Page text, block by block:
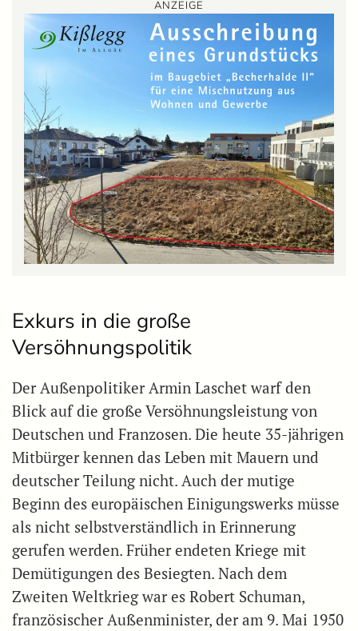
ANZEIGE
Exkurs in die große
Versöhnungspolitik
Der Außenpolitiker Armin Laschet warf den
Blick auf die große Versöhnungsleistung von
Deutschen und Franzosen. Die heute 35-jährigen
Mitbürger kennen das Leben mit Mauern und
deutscher Teilung nicht. Auch der mutige
Beginn des europäischen Einigungswerks müsse
als nicht selbstverständlich in Erinnerung
gerufen werden. Früher endeten Kriege mit
Demütigungen des Besiegten. Nach dem
Zweiten Weltkrieg war es Robert Schuman,
französischer Außenminister, der am 9. Mai 1950